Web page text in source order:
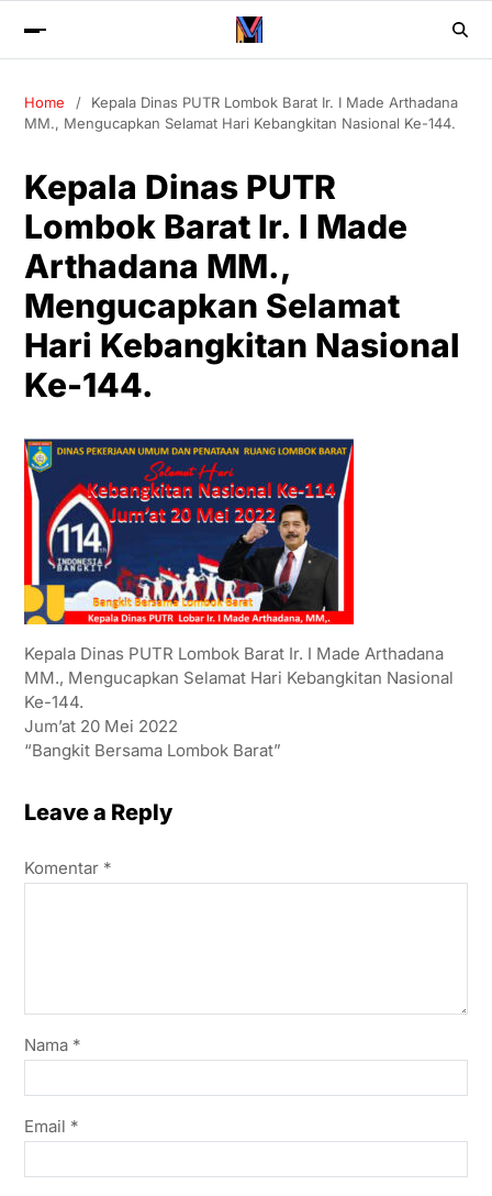
Home
Kepala Dinas PUTR Lombok Barat Ir. I Made Arthadana
MM., Mengucapkan Selamat Hari Kebangkitan Nasional Ke-144.
Kepala Dinas PUTR
Lombok Barat Ir. I Made
Arthadana MM.,
Mengucapkan Selamat
Hari Kebangkitan Nasional
Ke-144.
Kepala Dinas PUTR Lombok Barat Ir. I Made Arthadana
MM., Mengucapkan Selamat Hari Kebangkitan Nasional
Ke-144.
Jum’at 20 Mei 2022
“Bangkit Bersama Lombok Barat”
Leave a Reply
Komentar *
Nama *
Email *